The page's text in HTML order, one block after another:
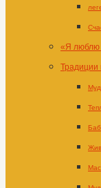
«Я люблю
Традиции